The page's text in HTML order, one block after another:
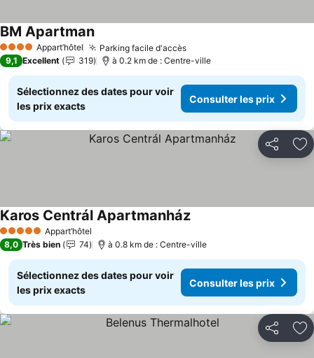
4 Étoiles Appart’hôtel Parking facile d'accèsConsulter les prix
BM ApartmanConsulter les prix
9,1 Excellent 319 à 0.2 km de : Centre-ville
Sélectionnez des dates pour voir
les prix exacts
Consulter les prix
Partager
5 Étoiles Appart’hôtel
Karos Centrál ApartmanházConsulter les prix
8,0 Très bien 74 à 0.8 km de : Centre-ville
Sélectionnez des dates pour voir
les prix exacts
Consulter les prix
Partager